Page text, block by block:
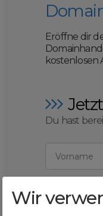
Eröffne dir
kostenlosen
Du hast
Vorname
E-Mail
Wir